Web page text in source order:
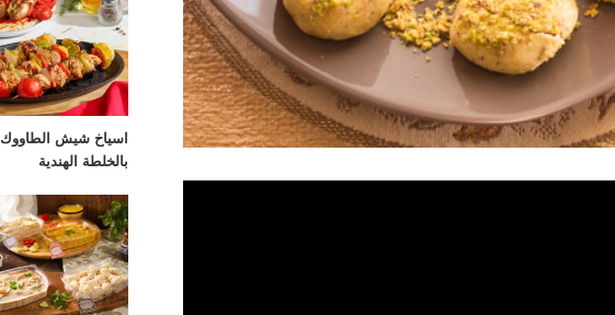
اسياخ شيش الطاووك
بالخلطة الهندية